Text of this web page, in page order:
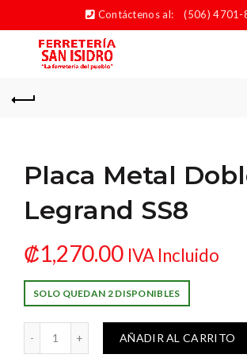
Contáctenos al: (506) 4701-
Placa Metal
Legrand SS8
₡1,270.00 IVA Incluido
SOLO QUEDAN 2 DISPONIBLES
Doble Legrand SS8 cantidad
AÑADIR AL CARRITO